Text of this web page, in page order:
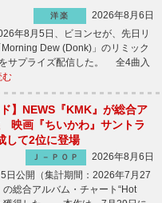
洋楽
2026年8月6日
年8月5日、ビヨンセが、先日リ
Morning Dew (Donk)」のリミック
サプライズ配信した。 全4曲入
む
ド】NEWS『KMK』が総合ア
映画『ちいかわ』サントラ
して2位に登場
Ｊ－ＰＯＰ
2026年8月6日
公開（集計期間：2026年7月27
の総合アルバム・チャート“Hot